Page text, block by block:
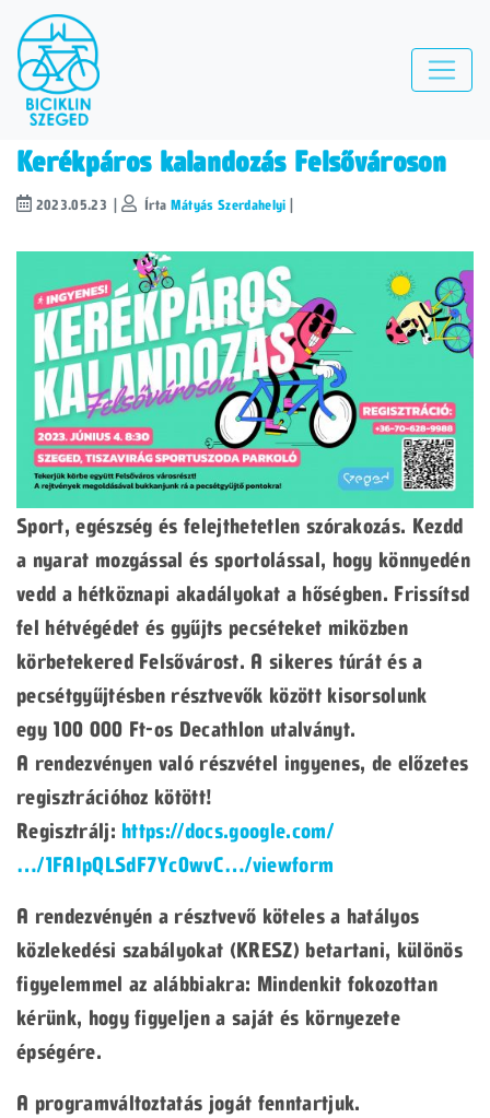
Posts by: Mátyás Szerdahelyi
Kerékpáros kalandozás Felsővároson
2023.05.23 | Írta Mátyás Szerdahelyi
Sport, egészség és felejthetetlen szórakozás. Kezdd
a nyarat mozgással és sportolással, hogy könnyedén
vedd a hétköznapi akadályokat a hőségben. Frissítsd
fel hétvégédet és gyűjts pecséteket miközben
körbetekered Felsővárost. A sikeres túrát és a
pecsétgyűjtésben résztvevők között kisorsolunk
egy 100 000 Ft-os Decathlon utalványt.
A rendezvényen való részvétel ingyenes, de előzetes
regisztrációhoz kötött!
Regisztrálj: https://docs.google.com/
…/1FAIpQLSdF7Yc0wvC…/viewform
A rendezvényén a résztvevő köteles a hatályos
közlekedési szabályokat (KRESZ) betartani, különös
figyelemmel az alábbiakra: Mindenkit fokozottan
kérünk, hogy figyeljen a saját és környezete
épségére.
A programváltoztatás jogát fenntartjuk.